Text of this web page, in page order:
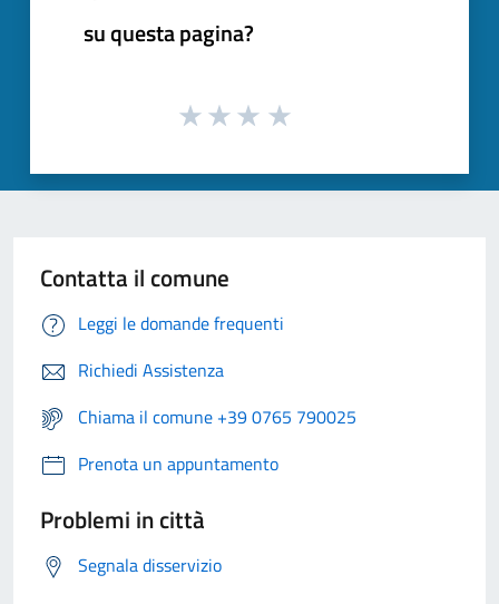
su questa pagina?
Contatta il comune
Leggi le domande frequenti
Richiedi Assistenza
Chiama il comune +39 0765 790025
Prenota un appuntamento
Problemi in città
Segnala disservizio